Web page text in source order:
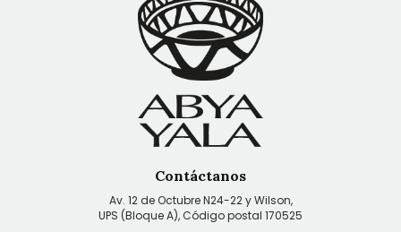
Contáctanos
Av. 12 de Octubre N24-22 y Wilson,
UPS (Bloque A), Código postal 170525